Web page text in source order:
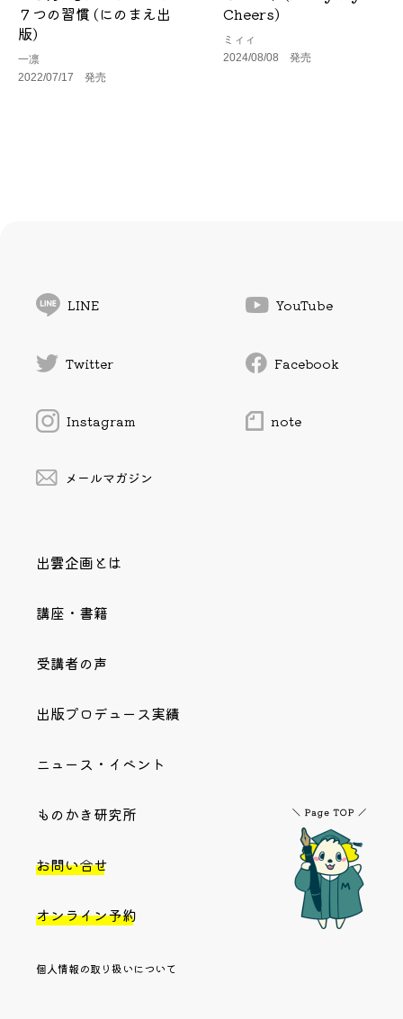
７つの習慣 (にのまえ出
版)
一凛
2022/07/17 発売
Cheers)
ミィィ
2024/08/08 発売
LINE YouTube
Twitter Facebook
Instagram note
メールマガジン
出雲企画とは
講座・書籍
受講者の声
出版プロデュース実績
ニュース・イベント
ものかき研究所
お問い合せ
オンライン予約
個人情報の取り扱いについて